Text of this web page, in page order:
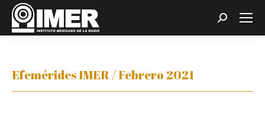
Buscar:
Efemérides IMER / Febrero 2021